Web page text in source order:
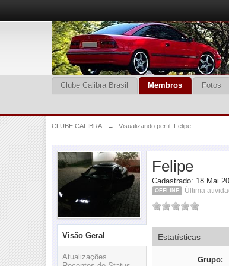
Clube Calibra Brasil Membros Fotos
CLUBE CALIBRA → Visualizando perfil: Felipe
Visão Geral
Atualizações
Felipe
Cadastrado: 18 Mai
OFFLINE Última
Estatísticas
Grupo: